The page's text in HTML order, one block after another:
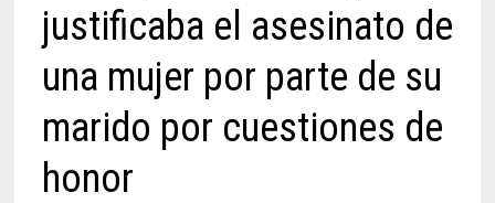
justificaba el asesinato de
una mujer por parte de su
marido por cuestiones de
honor